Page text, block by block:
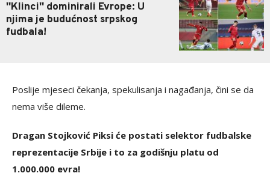
''Klinci'' dominirali Evrope: U
njima je budućnost srpskog
fudbala!
Poslije mjeseci čekanja, spekulisanja i nagađanja, čini se da
nema više dileme.
Dragan Stojković Piksi će postati selektor fudbalske
reprezentacije Srbije i to za godišnju platu od
1.000.000 evra!